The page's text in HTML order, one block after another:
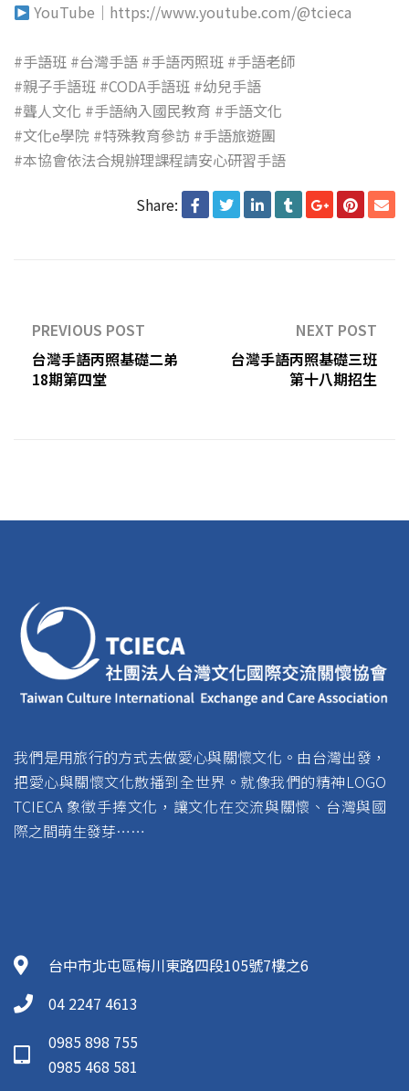
YouTube｜https://www.youtube.com/@tcieca
#手語班 #台灣手語 #手語丙照班 #手語老師
#親子手語班 #CODA手語班 #幼兒手語
#聾人文化 #手語納入國民教育 #手語文化
#文化e學院 #特殊教育參訪 #手語旅遊團
#本協會依法合規辦理課程請安心研習手語
Share:
PREVIOUS POST
台灣手語丙照基礎二弟
18期第四堂
NEXT POST
台灣手語丙照基礎三班
第十八期招生
我們是用旅行的方式去做愛心與關懷文化。由台灣出發，
把愛心與關懷文化散播到全世界。就像我們的精神LOGO
TCIECA 象徵手捧文化，讓文化在交流與關懷、台灣與國
際之間萌生發芽……
台中市北屯區梅川東路四段105號7樓之6
04 2247 4613
0985 898 755
0985 468 581